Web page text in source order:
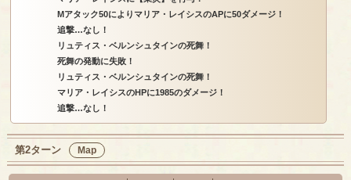
Mアタック50によりマリア・レイシスのAPに50ダメージ！
追撃…なし！
リュティス・ベルンシュタインの死舞！
死舞の発動に失敗！
リュティス・ベルンシュタインの死舞！
マリア・レイシスのHPに1985のダメージ！
追撃…なし！
第2ターン Map